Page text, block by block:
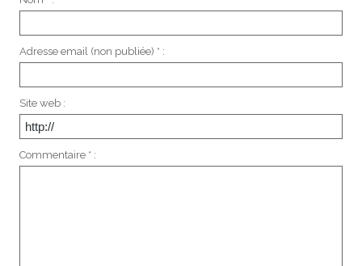
Adresse email (non publiée) * :
Site web :
Commentaire * :